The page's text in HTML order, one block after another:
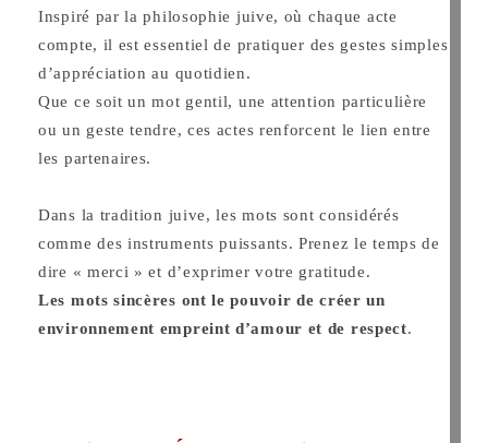
Inspiré par la philosophie juive, où chaque acte
compte, il est essentiel de pratiquer des gestes simples
d’appréciation au quotidien.
Que ce soit un mot gentil, une attention particulière
ou un geste tendre, ces actes renforcent le lien entre
les partenaires.
Dans la tradition juive, les mots sont considérés
comme des instruments puissants. Prenez le temps de
dire « merci » et d’exprimer votre gratitude.
Les mots sincères ont le pouvoir de créer un
environnement empreint d’amour et de respect.